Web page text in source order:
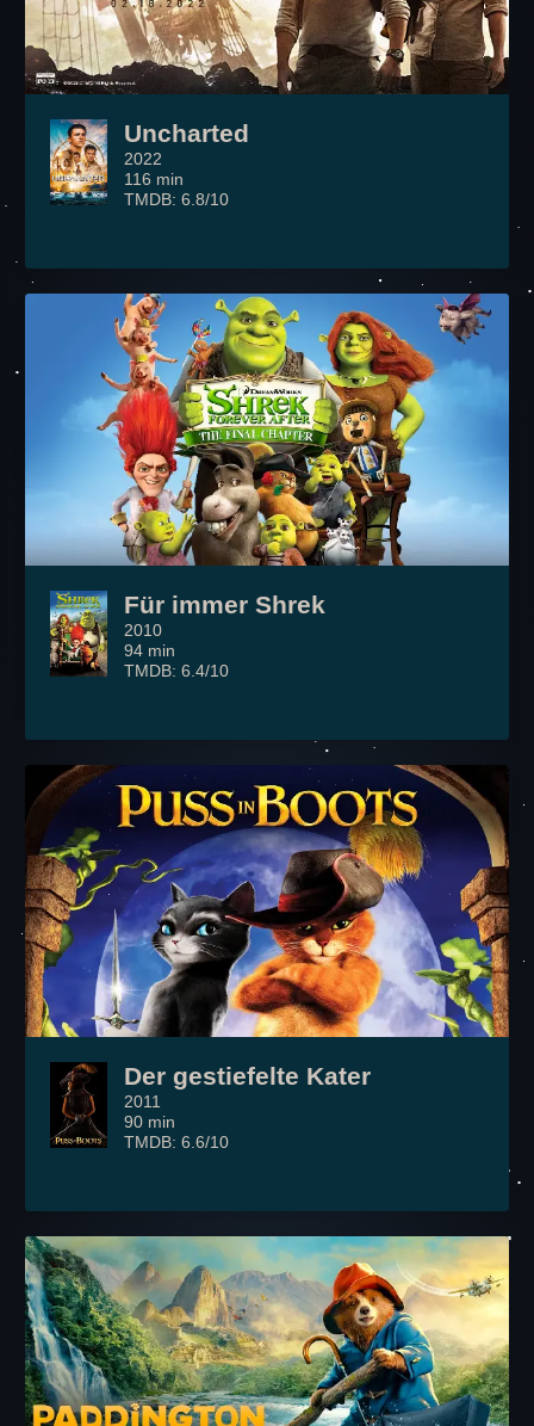
Uncharted
2022
116 min
TMDB: 6.8/10
Für immer Shrek
2010
94 min
TMDB: 6.4/10
Der gestiefelte Kater
2011
90 min
TMDB: 6.6/10